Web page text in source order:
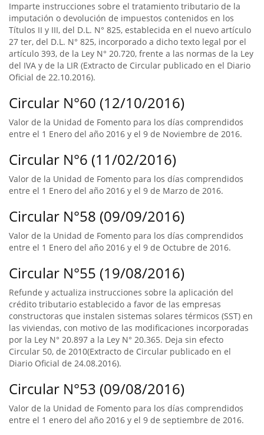
Imparte instrucciones sobre el tratamiento tributario de la
imputación o devolución de impuestos contenidos en los
Títulos II y III, del D.L. N° 825, establecida en el nuevo artículo
27 ter, del D.L. N° 825, incorporado a dicho texto legal por el
artículo 393, de la Ley N° 20.720, frente a las normas de la Ley
del IVA y de la LIR (Extracto de Circular publicado en el Diario
Oficial de 22.10.2016).
Circular N°60 (12/10/2016)
Valor de la Unidad de Fomento para los días comprendidos
entre el 1 Enero del año 2016 y el 9 de Noviembre de 2016.
Circular N°6 (11/02/2016)
Valor de la Unidad de Fomento para los días comprendidos
entre el 1 Enero del año 2016 y el 9 de Marzo de 2016.
Circular N°58 (09/09/2016)
Valor de la Unidad de Fomento para los días comprendidos
entre el 1 Enero del año 2016 y el 9 de Octubre de 2016.
Circular N°55 (19/08/2016)
Refunde y actualiza instrucciones sobre la aplicación del
crédito tributario establecido a favor de las empresas
constructoras que instalen sistemas solares térmicos (SST) en
las viviendas, con motivo de las modificaciones incorporadas
por la Ley N° 20.897 a la Ley N° 20.365. Deja sin efecto
Circular 50, de 2010(Extracto de Circular publicado en el
Diario Oficial de 24.08.2016).
Circular N°53 (09/08/2016)
Valor de la Unidad de Fomento para los días comprendidos
entre el 1 enero del año 2016 y el 9 de septiembre de 2016.